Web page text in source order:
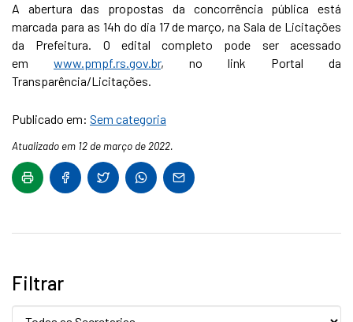
A abertura das propostas da concorrência pública está
marcada para as 14h do dia 17 de março, na Sala de Licitações
da Prefeitura. O edital completo pode ser acessado
em www.pmpf.rs.gov.br, no link Portal da
Transparência/Licitações.
Publicado em: Sem categoria
Atualizado em 12 de março de 2022.
Filtrar